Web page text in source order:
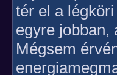
tér el a
egyre jobban,
Mégsem